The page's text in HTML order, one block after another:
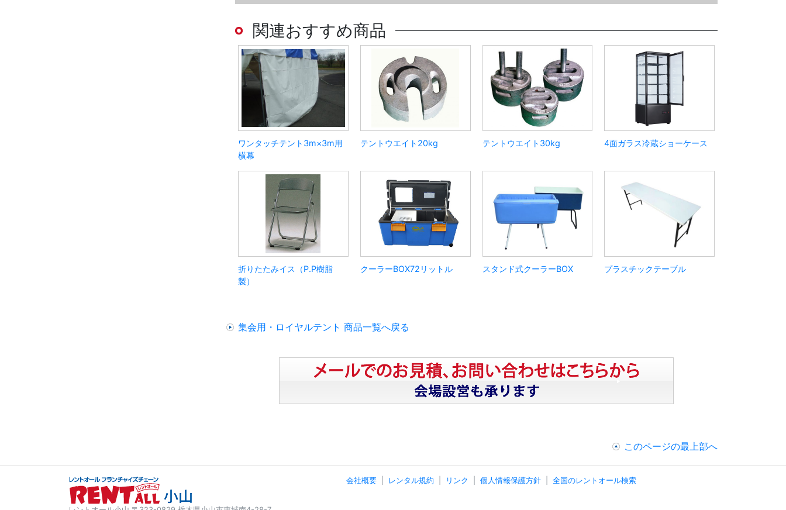
関連おすすめ商品
ワンタッチテント3m×3m用
横幕
テントウエイト20kg テントウエイト30kg 4面ガラス冷蔵ショーケース
折りたたみイス（P.P樹脂
製）
クーラーBOX72リットル スタンド式クーラーBOX プラスチックテーブル
集会用・ロイヤルテント 商品一覧へ戻る
このページの最上部へ
会社概要 レンタル規約 リンク 個人情報保護方針 全国のレントオール検索